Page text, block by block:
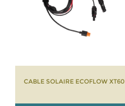
CABLE SOLAIRE ECOFLOW XT60